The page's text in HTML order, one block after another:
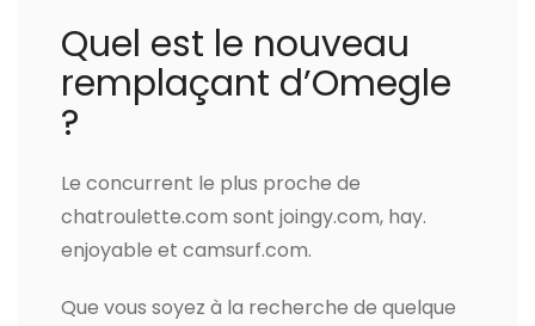
Quel est le nouveau
remplaçant d’Omegle
?
Le concurrent le plus proche de
chatroulette.com sont joingy.com, hay.
enjoyable et camsurf.com.
Que vous soyez à la recherche de quelque